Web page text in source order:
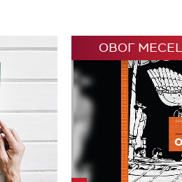
ОВОГ